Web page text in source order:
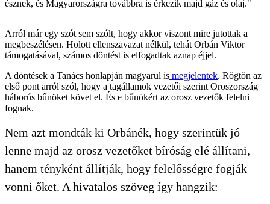
észnek, és Magyarországra továbbra is érkezik majd gáz és olaj."
Arról már egy szót sem szólt, hogy akkor viszont mire jutottak a
megbeszélésen. Holott ellenszavazat nélkül, tehát Orbán Viktor
támogatásával, számos döntést is elfogadtak aznap éjjel.
A döntések a Tanács honlapján magyarul is megjelentek. Rögtön az
első pont arról szól, hogy a tagállamok vezetői szerint Oroszország
háborús bűnöket követ el. És e bűnökért az orosz vezetők felelni
fognak.
Nem azt mondták ki Orbánék, hogy szerintük jó
lenne majd az orosz vezetőket bíróság elé állítani,
hanem tényként állítják, hogy felelősségre fogják
vonni őket. A hivatalos szöveg így hangzik: